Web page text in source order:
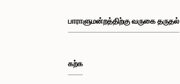
பாராளுமன்றத்திற்கு வருகை தருதல்
கற்க